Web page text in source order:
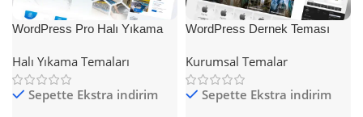
WordPress Pro Halı Yıkama
Halı Yıkama Temaları
Sepette Ekstra indirim
WordPress Dernek Teması
Kurumsal Temalar
Sepette Ekstra indirim